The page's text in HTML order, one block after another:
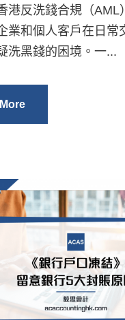
港反洗錢合規（AML
業和個人客戶在日常
洗黑錢的困境。一...